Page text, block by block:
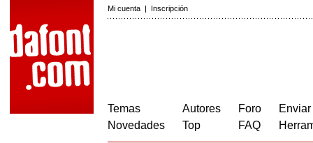
Mi cuenta | Inscripción
Temas
Novedades
Autores
Top
Foro
FAQ